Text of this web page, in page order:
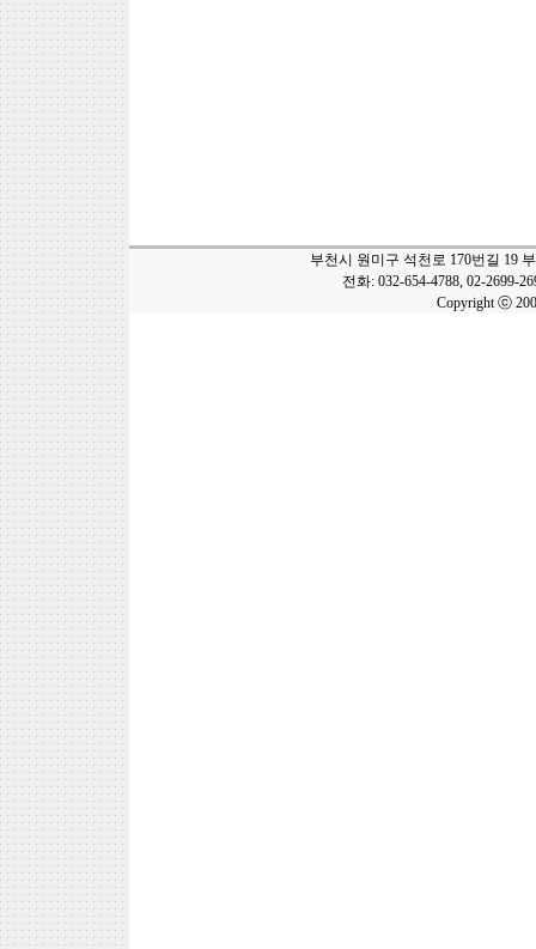
부천시 원미구 석천로 170번길 19
전화: 032-654-4788, 02-2699-
Copyright ⓒ